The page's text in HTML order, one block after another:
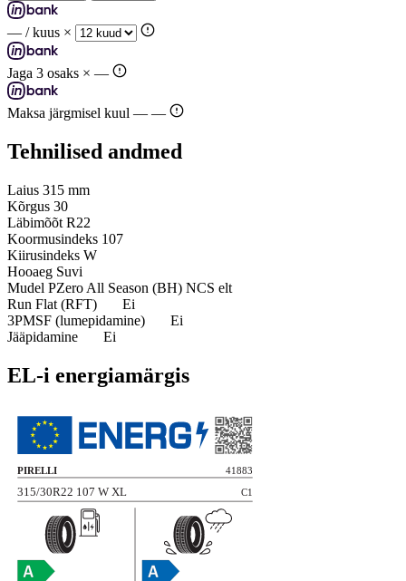
— / kuus ×
Jaga 3 osaks × —
Maksa järgmisel kuul — —
Tehnilised andmed
Laius 315 mm
Kõrgus 30
Läbimõõt R22
Koormusindeks 107
Kiirusindeks W
Hooaeg Suvi
Mudel PZero All Season (BH) NCS elt
Run Flat (RFT)
Ei
3PMSF (lumepidamine)
Ei
Jääpidamine
Ei
EL-i energiamärgis